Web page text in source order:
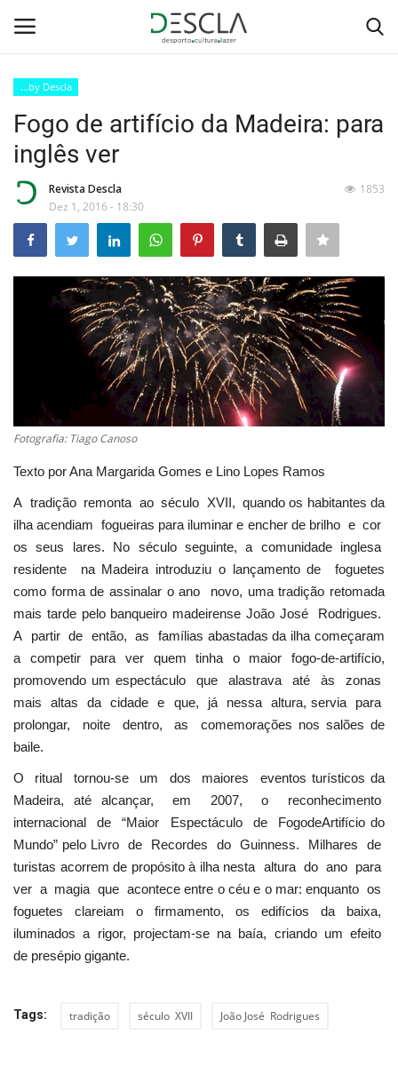
Home
...by Descla
Desporto
Contactos
Sobre Nós
Estatuto Editorial
Saúde
Ficha técnica
Cultura
Lazer
Ambiente
...by Descla
Fogo ­de ­artifício da Madeira: para
inglês ver
Revista Descla
Dez 1, 2016 - 18:30
1853
Fotografia: Tiago Canoso
Texto por Ana Margarida Gomes e Lino Lopes Ramos
A tradição remonta ao século XVII, quando os habitantes da
ilha acendiam fogueiras para iluminar e encher de brilho e cor
os seus lares. No século seguinte, a comunidade inglesa
residente na Madeira introduziu o lançamento de foguetes
como forma de assinalar o ano novo, uma tradição retomada
mais tarde pelo banqueiro madeirense João José Rodrigues.
A partir de então, as famílias abastadas da ilha começaram
a competir para ver quem tinha o maior fogo-de-artifício,
promovendo um espectáculo que alastrava até às zonas
mais altas da cidade e que, já nessa altura, servia para
prolongar, noite dentro, as comemorações nos salões de
baile.
O ritual tornou-se um dos maiores eventos turísticos da
Madeira, até alcançar, em 2007, o reconhecimento
internacional de “Maior Espectáculo de Fogo­de­Artifício do
Mundo” pelo Livro de Recordes do Guinness. Milhares de
turistas acorrem de propósito à ilha nesta altura do ano para
ver a magia que acontece entre o céu e o mar: enquanto os
foguetes clareiam o firmamento, os edifícios da baixa,
iluminados a rigor, projectam-se na baía, criando um efeito
de presépio gigante.
Tags: tradição século XVII João José Rodrigues